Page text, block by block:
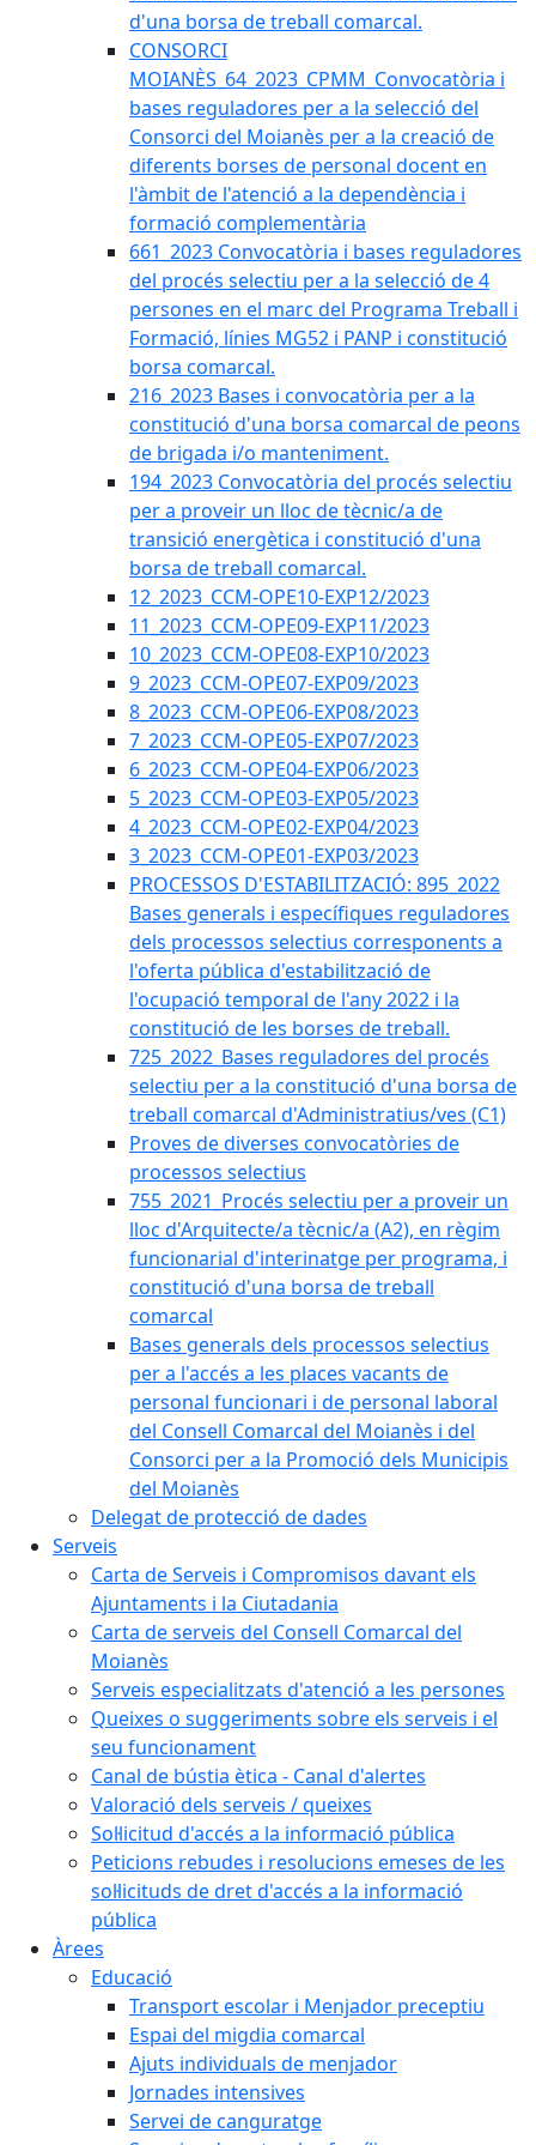
d'una borsa de treball comarcal.
CONSORCI
MOIANÈS_64_2023_CPMM_Convocatòria i
bases reguladores per a la selecció del
Consorci del Moianès per a la creació de
diferents borses de personal docent en
l'àmbit de l'atenció a la dependència i
formació complementària
661_2023 Convocatòria i bases reguladores
del procés selectiu per a la selecció de 4
persones en el marc del Programa Treball i
Formació, línies MG52 i PANP i constitució
borsa comarcal.
216_2023 Bases i convocatòria per a la
constitució d'una borsa comarcal de peons
de brigada i/o manteniment.
194_2023 Convocatòria del procés selectiu
per a proveir un lloc de tècnic/a de
transició energètica i constitució d'una
borsa de treball comarcal.
12_2023_CCM-OPE10-EXP12/2023
11_2023_CCM-OPE09-EXP11/2023
10_2023_CCM-OPE08-EXP10/2023
9_2023_CCM-OPE07-EXP09/2023
8_2023_CCM-OPE06-EXP08/2023
7_2023_CCM-OPE05-EXP07/2023
6_2023_CCM-OPE04-EXP06/2023
5_2023_CCM-OPE03-EXP05/2023
4_2023_CCM-OPE02-EXP04/2023
3_2023_CCM-OPE01-EXP03/2023
PROCESSOS D'ESTABILITZACIÓ: 895_2022
Bases generals i específiques reguladores
dels processos selectius corresponents a
l'oferta pública d'estabilització de
l'ocupació temporal de l'any 2022 i la
constitució de les borses de treball.
725_2022_Bases reguladores del procés
selectiu per a la constitució d'una borsa de
treball comarcal d'Administratius/ves (C1)
Proves de diverses convocatòries de
processos selectius
755_2021_Procés selectiu per a proveir un
lloc d'Arquitecte/a tècnic/a (A2), en règim
funcionarial d'interinatge per programa, i
constitució d'una borsa de treball
comarcal
Bases generals dels processos selectius
per a l'accés a les places vacants de
personal funcionari i de personal laboral
del Consell Comarcal del Moianès i del
Consorci per a la Promoció dels Municipis
del Moianès
Delegat de protecció de dades
Serveis
Carta de Serveis i Compromisos davant els
Ajuntaments i la Ciutadania
Carta de serveis del Consell Comarcal del
Moianès
Serveis especialitzats d'atenció a les persones
Queixes o suggeriments sobre els serveis i el
seu funcionament
Canal de bústia ètica - Canal d'alertes
Valoració dels serveis / queixes
Sol·licitud d'accés a la informació pública
Peticions rebudes i resolucions emeses de les
sol·licituds de dret d'accés a la informació
pública
Àrees
Educació
Transport escolar i Menjador preceptiu
Espai del migdia comarcal
Ajuts individuals de menjador
Jornades intensives
Servei de canguratge